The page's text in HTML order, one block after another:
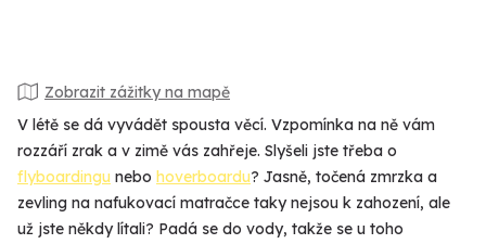
Zobrazit zážitky na mapě
V létě se dá vyvádět spousta věcí. Vzpomínka na ně vám
rozzáří zrak a v zimě vás zahřeje. Slyšeli jste třeba o
flyboardingu nebo hoverboardu? Jasně, točená zmrzka a
zevling na nafukovací matračce taky nejsou k zahození, ale
už jste někdy lítali? Padá se do vody, takže se u toho